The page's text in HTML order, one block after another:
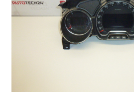
Контакт
Моята сметка